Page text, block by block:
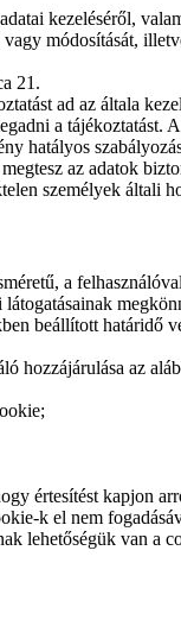
kezeléséről,
módosítását,
21.
ad az általa
a tájékoztatást.
hatályos
az adatok
személyek általi
a
beállított határidő
hozzájárulása az
értesítést kapjon
k el nem
lehetőségük van a